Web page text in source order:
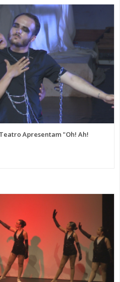
Apresentam "Oh! Ah!